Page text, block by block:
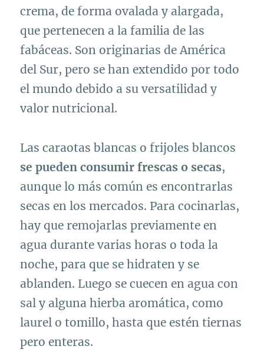
crema, de forma ovalada y alargada,
que pertenecen a la familia de las
fabáceas. Son originarias de América
del Sur, pero se han extendido por todo
el mundo debido a su versatilidad y
valor nutricional.
Las caraotas blancas o frijoles blancos
se pueden consumir frescas o secas,
aunque lo más común es encontrarlas
secas en los mercados. Para cocinarlas,
hay que remojarlas previamente en
agua durante varias horas o toda la
noche, para que se hidraten y se
ablanden. Luego se cuecen en agua con
sal y alguna hierba aromática, como
laurel o tomillo, hasta que estén tiernas
pero enteras.